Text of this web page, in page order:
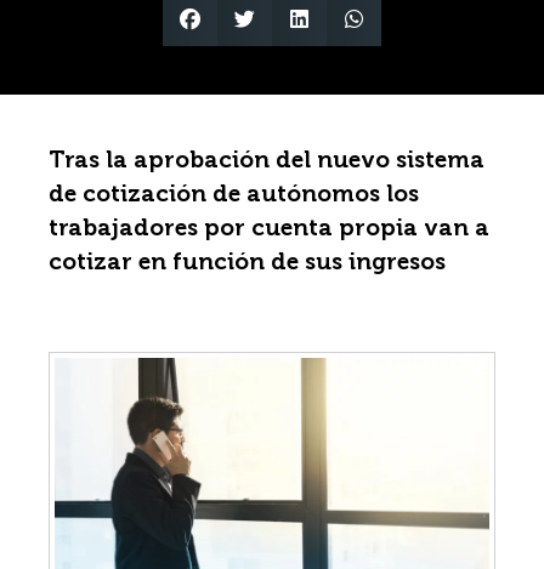
Tras la aprobación del nuevo sistema
de cotización de autónomos los
trabajadores por cuenta propia van a
cotizar en función de sus ingresos